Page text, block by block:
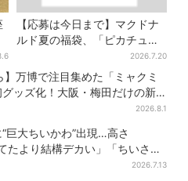
【応募は今日まで】マクドナ
ルド夏の福袋、「ピカチュウ
のポテトタイマー」などグッ
ズ3品＆商品券付きで3900円
2026.7.20
】万博で注目集めた「ミャクミ
ッズ化！大阪・梅田だけの新
2026.8.1
巨大ちいかわ”出現…高さ
たより結構デカい」「ちいさ…
2026.7.13